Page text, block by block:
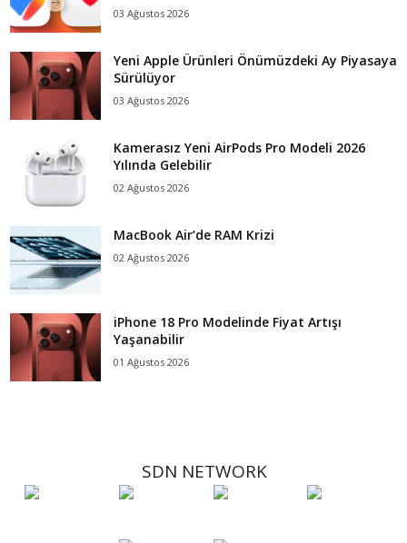
03 Ağustos 2026
Yeni Apple Ürünleri Önümüzdeki Ay Piyasaya
Sürülüyor
03 Ağustos 2026
Kamerasız Yeni AirPods Pro Modeli 2026
Yılında Gelebilir
02 Ağustos 2026
MacBook Air’de RAM Krizi
02 Ağustos 2026
iPhone 18 Pro Modelinde Fiyat Artışı
Yaşanabilir
01 Ağustos 2026
SDN NETWORK